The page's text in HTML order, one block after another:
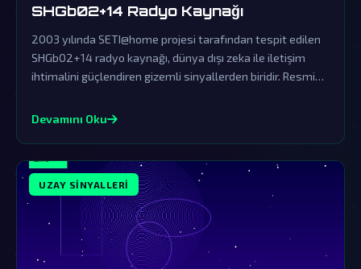
SHGb02+14 Radyo Kaynağı
2003 yılında SETI@home projesi tarafından tespit edilen
SHGb02+14 radyo kaynağı, dünya dışı zeka ile iletişim
ihtimalini güçlendiren gizemli sinyallerden biridir. Resmi
yapılan tipik yalanlamalardan ibarettir.
Devamını Oku
UZAY SINYALLERI